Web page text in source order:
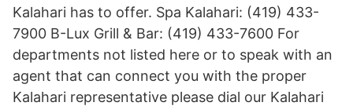
Kalahari has to offer. Spa Kalahari: (419) 433-
7900 B-Lux Grill & Bar: (419) 433-7600 For
departments not listed here or to speak with an
agent that can connect you with the proper
Kalahari representative please dial our Kalahari